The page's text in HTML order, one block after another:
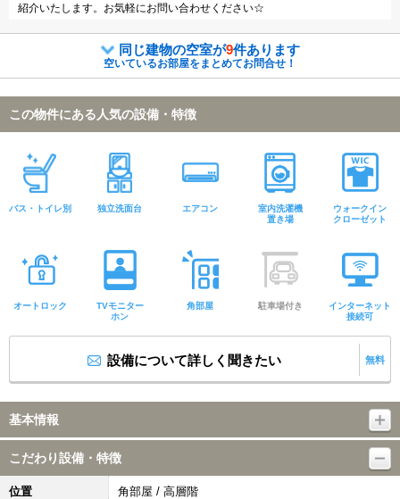
紹介いたします。お気軽にお問い合わせください☆
同じ建物の空室が9件あります
空いているお部屋をまとめてお問合せ！
この物件にある人気の設備・特徴
バス・トイレ別 独立洗面台 エアコン
室内洗濯機
置き場
ウォークイン
クローゼット
オートロック
TVモニター
ホン
角部屋 駐車場付き
インターネット
接続可
設備について詳しく聞きたい 無料
基本情報
こだわり設備・特徴
位置 角部屋 / 高層階